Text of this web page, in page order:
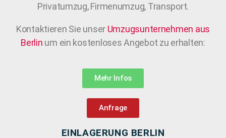
Privatumzug, Firmenumzug, Transport.
Kontaktieren Sie unser Umzugsunternehmen aus
Berlin um ein kostenloses Angebot zu erhalten:
Mehr Infos
Anfrage
EINLAGERUNG BERLIN